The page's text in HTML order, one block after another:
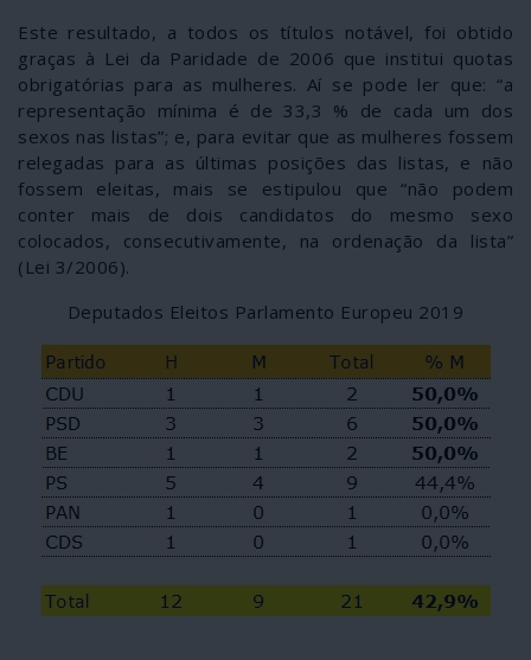
Este resultado, a todos os títulos notável, foi obtido
graças à Lei da Paridade de 2006 que institui quotas
obrigatórias para as mulheres. Aí se pode ler que: “a
representação mínima é de 33,3 % de cada um dos
sexos nas listas”; e, para evitar que as mulheres fossem
relegadas para as últimas posições das listas, e não
fossem eleitas, mais se estipulou que “não podem
conter mais de dois candidatos do mesmo sexo
colocados, consecutivamente, na ordenação da lista”
(Lei 3/2006).
Deputados Eleitos Parlamento Europeu 2019